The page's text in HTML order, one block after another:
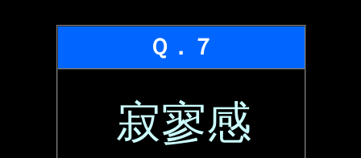
Ｑ．７
寂寥感